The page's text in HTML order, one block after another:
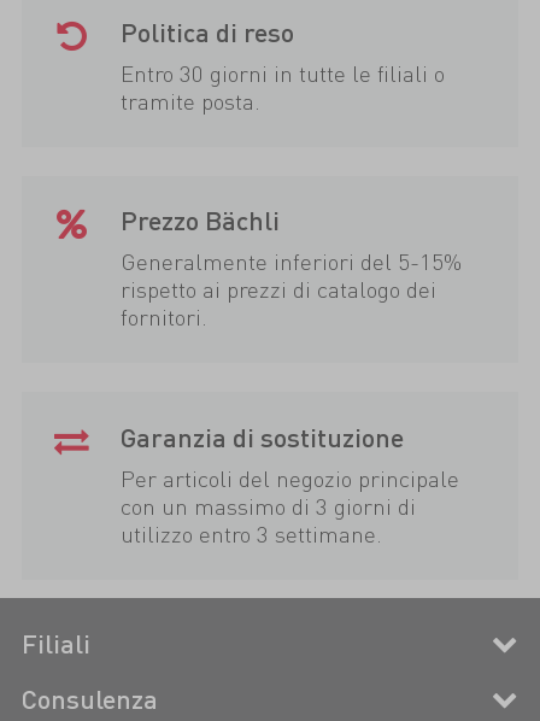
Politica di reso
Entro 30 giorni in tutte le filiali o
tramite posta.
Prezzo Bächli
Generalmente inferiori del 5-15%
rispetto ai prezzi di catalogo dei
fornitori.
Garanzia di sostituzione
Per articoli del negozio principale
con un massimo di 3 giorni di
utilizzo entro 3 settimane.
Filiali
Consulenza